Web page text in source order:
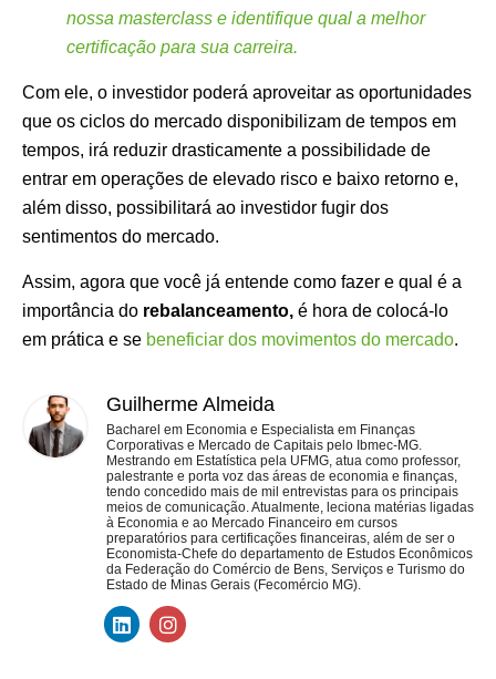
nossa masterclass e identifique qual a melhor
certificação para sua carreira.
Com ele, o investidor poderá aproveitar as oportunidades
que os ciclos do mercado disponibilizam de tempos em
tempos, irá reduzir drasticamente a possibilidade de
entrar em operações de elevado risco e baixo retorno e,
além disso, possibilitará ao investidor fugir dos
sentimentos do mercado.
Assim, agora que você já entende como fazer e qual é a
importância do rebalanceamento, é hora de colocá-lo
em prática e se beneficiar dos movimentos do mercado.
Guilherme Almeida
Bacharel em Economia e Especialista em Finanças
Corporativas e Mercado de Capitais pelo Ibmec-MG.
Mestrando em Estatística pela UFMG, atua como professor,
palestrante e porta voz das áreas de economia e finanças,
tendo concedido mais de mil entrevistas para os principais
meios de comunicação. Atualmente, leciona matérias ligadas
à Economia e ao Mercado Financeiro em cursos
preparatórios para certificações financeiras, além de ser o
Economista-Chefe do departamento de Estudos Econômicos
da Federação do Comércio de Bens, Serviços e Turismo do
Estado de Minas Gerais (Fecomércio MG).